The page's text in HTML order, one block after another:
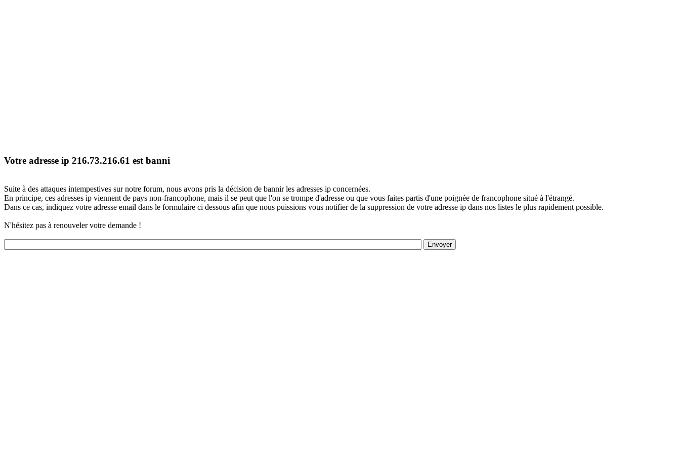
Votre adresse ip 216.73.216.61 est banni
Suite à des attaques intempestives sur notre forum, nous avons pris la décision de bannir les adresses ip concernées.
En principe, ces adresses ip viennent de pays non-francophone, mais il se peut que l'on se trompe d'adresse ou que vous faites partis d'une poignée de francophone situé à l'étrangé.
Dans ce cas, indiquez votre adresse email dans le formulaire ci dessous afin que nous puissions vous notifier de la suppression de votre adresse ip dans nos listes le plus rapidement possible.
N'hésitez pas à renouveler votre demande !